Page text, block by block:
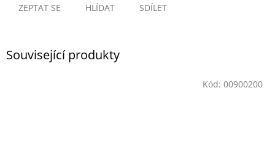
ZEPTAT SE HLÍDAT SDÍLET
Související produkty
Kód: 00900200